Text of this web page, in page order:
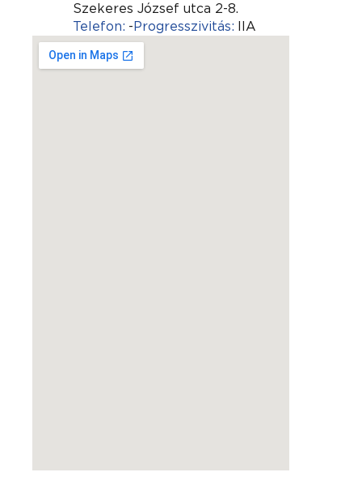
Szekeres József utca 2-8.
Telefon: -Progresszivitás: IIA